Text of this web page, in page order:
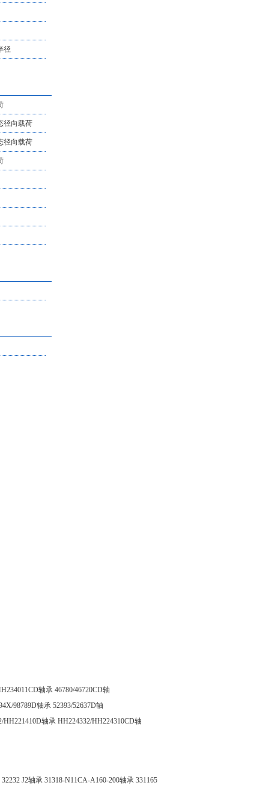
径
径向载荷
径向载荷
轴承 46780/46720CD轴
98789D轴承 52393/52637D轴
HH221410D轴承 HH224332/HH224310CD轴
32232 J2轴承 31318-N11CA-A160-200轴承 331165